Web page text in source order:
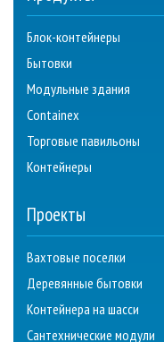
Блок-контейнеры
Бытовки
Модульные здания
Containex
Торговые павильоны
Контейнеры
Проекты
Вахтовые поселки
Деревянные бытовки
Контейнера на шасси
Сантехнические модули